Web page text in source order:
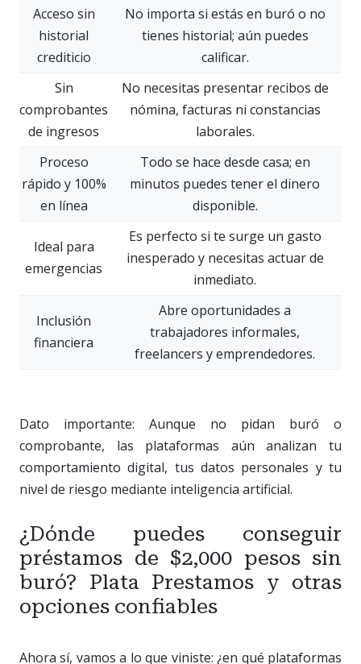
Acceso sin
historial
crediticio
No importa si estás en buró o no
tienes historial; aún puedes
calificar.
Sin
comprobantes
de ingresos
No necesitas presentar recibos de
nómina, facturas ni constancias
laborales.
Proceso
rápido y 100%
en línea
Todo se hace desde casa; en
minutos puedes tener el dinero
disponible.
Ideal para
emergencias
Es perfecto si te surge un gasto
inesperado y necesitas actuar de
inmediato.
Inclusión
financiera
Abre oportunidades a
trabajadores informales,
freelancers y emprendedores.
Dato importante: Aunque no pidan buró o
comprobante, las plataformas aún analizan tu
comportamiento digital, tus datos personales y tu
nivel de riesgo mediante inteligencia artificial.
¿Dónde puedes conseguir
préstamos de $2,000 pesos sin
buró? Plata Prestamos y otras
opciones confiables
Ahora sí, vamos a lo que viniste: ¿en qué plataformas